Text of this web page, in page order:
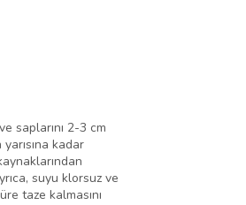
saplarını 2-3 cm
kadar
suyu klorsuz ve
taze kalmasını